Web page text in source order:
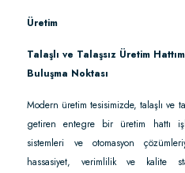
Üretim
Talaşlı ve Talaşsız Üretim
Buluşma Noktası
Modern üretim tesisimizde, talaşlı ve
getiren entegre bir üretim hattı
sistemleri ve otomasyon
hassasiyet, verimlilik ve kalite